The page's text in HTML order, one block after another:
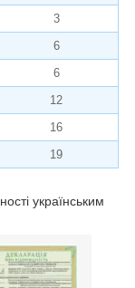
3
6
6
12
16
19
українським